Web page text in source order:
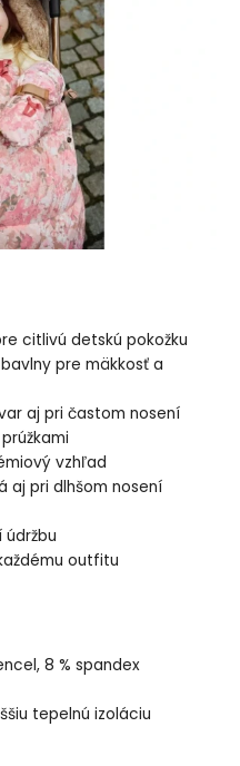
citlivú detskú pokožku
pre mäkkosť a
aj pri častom nosení
vzhľad
aj pri dlhšom nosení
údržbu
outfitu
8 % spandex
tepelnú izoláciu